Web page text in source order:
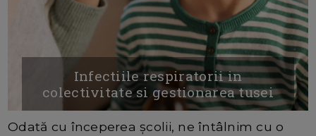
Infectiile respiratorii in
colectivitate si gestionarea tusei
Odată cu începerea școlii, ne întâlnim cu o